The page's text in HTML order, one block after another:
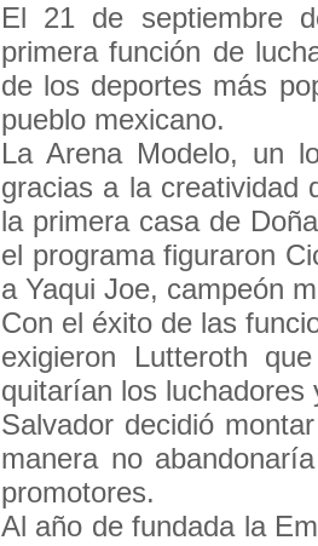
El 21 de septiembre
primera función de
de los deportes más
pueblo mexicano.
La Arena Modelo, un
gracias a la creatividad
la primera casa de
el programa figuraron
a Yaqui Joe, campeón
Con el éxito de las
exigieron Lutteroth
quitarían los luchadores
Salvador decidió
manera no
promotores.
Al año de fundada la